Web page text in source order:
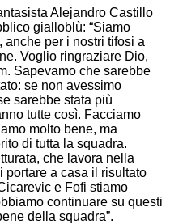
Alejandro Castillo
gialloblù: “Siamo
anche per i nostri tifosi a
Voglio ringraziare Dio,
Sapevamo che sarebbe
se non avessimo
sarebbe stata più
tutte così. Facciamo
molto bene, ma
di tutta la squadra.
che lavora nella
portare a casa il risultato
e Fofi stiamo
continuare su questi
della squadra”.